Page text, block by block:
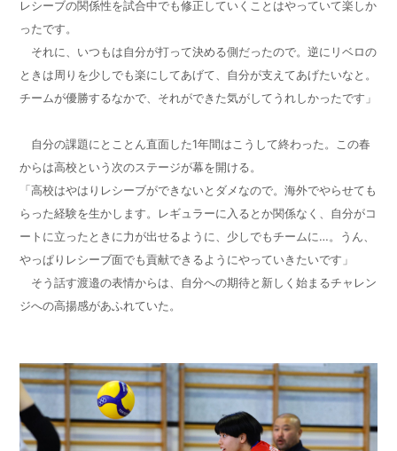
レシーブの関係性を試合中でも修正していくことはやっていて楽しか
ったです。
それに、いつもは自分が打って決める側だったので。逆にリベロの
ときは周りを少しでも楽にしてあげて、自分が支えてあげたいなと。
チームが優勝するなかで、それができた気がしてうれしかったです」
自分の課題にとことん直面した1年間はこうして終わった。この春
からは高校という次のステージが幕を開ける。
「高校はやはりレシーブができないとダメなので。海外でやらせても
らった経験を生かします。レギュラーに入るとか関係なく、自分がコ
ートに立ったときに力が出せるように、少しでもチームに…。うん、
やっぱりレシーブ面でも貢献できるようにやっていきたいです」
そう話す渡邉の表情からは、自分への期待と新しく始まるチャレン
ジへの高揚感があふれていた。